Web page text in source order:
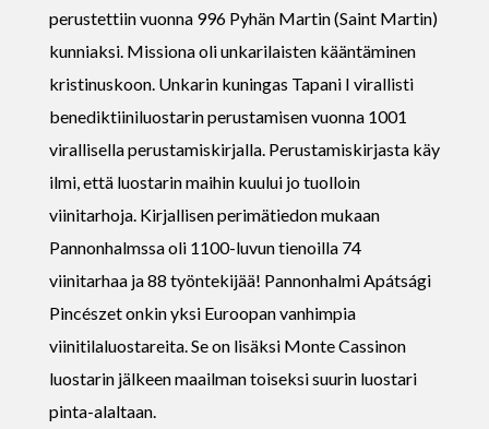
perustettiin vuonna 996 Pyhän Martin (Saint Martin)
kunniaksi. Missiona oli unkarilaisten kääntäminen
kristinuskoon. Unkarin kuningas Tapani I virallisti
benediktiiniluostarin perustamisen vuonna 1001
virallisella perustamiskirjalla. Perustamiskirjasta käy
ilmi, että luostarin maihin kuului jo tuolloin
viinitarhoja. Kirjallisen perimätiedon mukaan
Pannonhalmssa oli 1100-luvun tienoilla 74
viinitarhaa ja 88 työntekijää! Pannonhalmi Apátsági
Pincészet onkin yksi Euroopan vanhimpia
viinitilaluostareita. Se on lisäksi Monte Cassinon
luostarin jälkeen maailman toiseksi suurin luostari
pinta-alaltaan.